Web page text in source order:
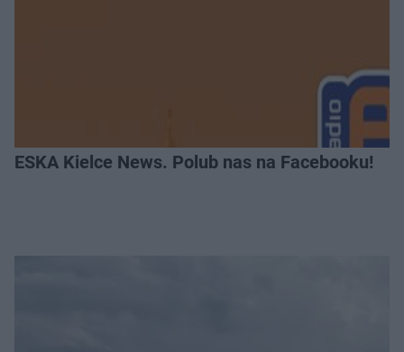
ESKA Kielce News. Polub nas na Facebooku!